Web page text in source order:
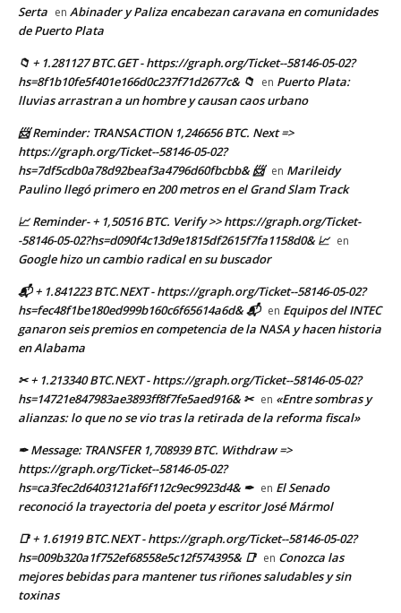
Serta en Abinader y Paliza encabezan caravana en comunidades
de Puerto Plata
📁 + 1.281127 BTC.GET - https://graph.org/Ticket--58146-05-02?
hs=8f1b10fe5f401e166d0c237f71d2677c& 📁 en Puerto Plata:
lluvias arrastran a un hombre y causan caos urbano
📨 Reminder: TRANSACTION 1,246656 BTC. Next =>
https://graph.org/Ticket--58146-05-02?
hs=7df5cdb0a78d92beaf3a4796d60fbcbb& 📨 en Marileidy
Paulino llegó primero en 200 metros en el Grand Slam Track
📈 Reminder- + 1,50516 BTC. Verify >> https://graph.org/Ticket-
-58146-05-02?hs=d090f4c13d9e1815df2615f7fa1158d0& 📈 en
Google hizo un cambio radical en su buscador
📬 + 1.841223 BTC.NEXT - https://graph.org/Ticket--58146-05-02?
hs=fec48f1be180ed999b160c6f65614a6d& 📬 en Equipos del INTEC
ganaron seis premios en competencia de la NASA y hacen historia
en Alabama
✂ + 1.213340 BTC.NEXT - https://graph.org/Ticket--58146-05-02?
hs=14721e847983ae3893ff8f7fe5aed916& ✂ en «Entre sombras y
alianzas: lo que no se vio tras la retirada de la reforma fiscal»
✒ Message: TRANSFER 1,708939 BTC. Withdraw =>
https://graph.org/Ticket--58146-05-02?
hs=ca3fec2d6403121af6f112c9ec9923d4& ✒ en El Senado
reconoció la trayectoria del poeta y escritor José Mármol
📑 + 1.61919 BTC.NEXT - https://graph.org/Ticket--58146-05-02?
hs=009b320a1f752ef68558e5c12f574395& 📑 en Conozca las
mejores bebidas para mantener tus riñones saludables y sin
toxinas